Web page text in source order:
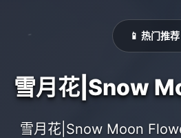
📱 热门推荐
雪月花|Snow
雪月花|Snow Moon